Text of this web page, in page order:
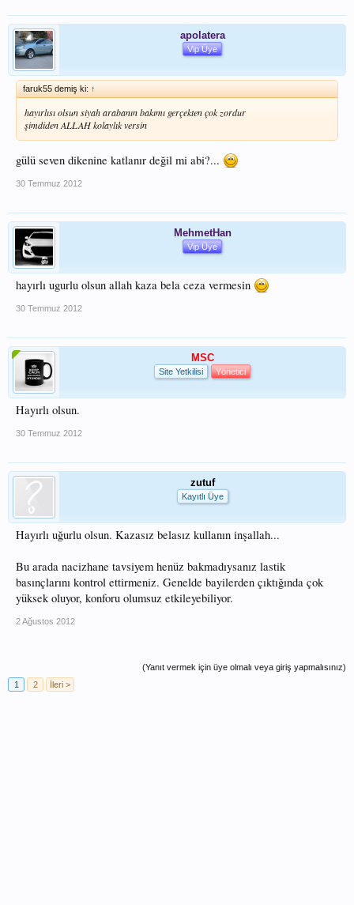
apolatera
Vip Üye
faruk55 demiş ki: ↑
hayırlısı olsun siyah arabanın bakımı gerçekten çok zordur
şimdiden ALLAH kolaylık versin
gülü seven dikenine katlanır değil mi abi?...
30 Temmuz 2012
MehmetHan
Vip Üye
hayırlı ugurlu olsun allah kaza bela ceza vermesin
30 Temmuz 2012
MSC
Site Yetkilisi Yönetici
Hayırlı olsun.
30 Temmuz 2012
zutuf
Kayıtlı Üye
Hayırlı uğurlu olsun. Kazasız belasız kullanın inşallah...
Bu arada nacizhane tavsiyem henüz bakmadıysanız lastik
basınçlarını kontrol ettirmeniz. Genelde bayilerden çıktığında çok
yüksek oluyor, konforu olumsuz etkileyebiliyor.
2 Ağustos 2012
(Yanıt vermek için üye olmalı veya giriş yapmalısınız)
1
2 İleri >